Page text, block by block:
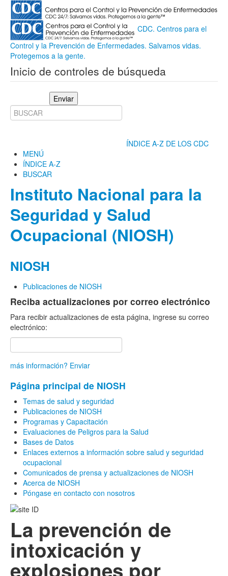
CDC. Centros para el
Control y la Prevención de Enfermedades. Salvamos vidas.
Protegemos a la gente.
Inicio de controles de búsqueda
Enviar
ÍNDICE A-Z DE LOS CDC
MENÚ
ÍNDICE A-Z
BUSCAR
Instituto Nacional para la
Seguridad y Salud
Ocupacional (NIOSH)
NIOSH
Publicaciones de NIOSH
Reciba actualizaciones por correo electrónico
Para recibir actualizaciones de esta página, ingrese su correo
electrónico:
más información? Enviar
Página principal de NIOSH
Temas de salud y seguridad
Publicaciones de NIOSH
Programas y Capacitación
Evaluaciones de Peligros para la Salud
Bases de Datos
Enlaces externos a información sobre salud y seguridad
ocupacional
Comunicados de prensa y actualizaciones de NIOSH
Acerca de NIOSH
Póngase en contacto con nosotros
La prevención de
intoxicación y
explosiones por